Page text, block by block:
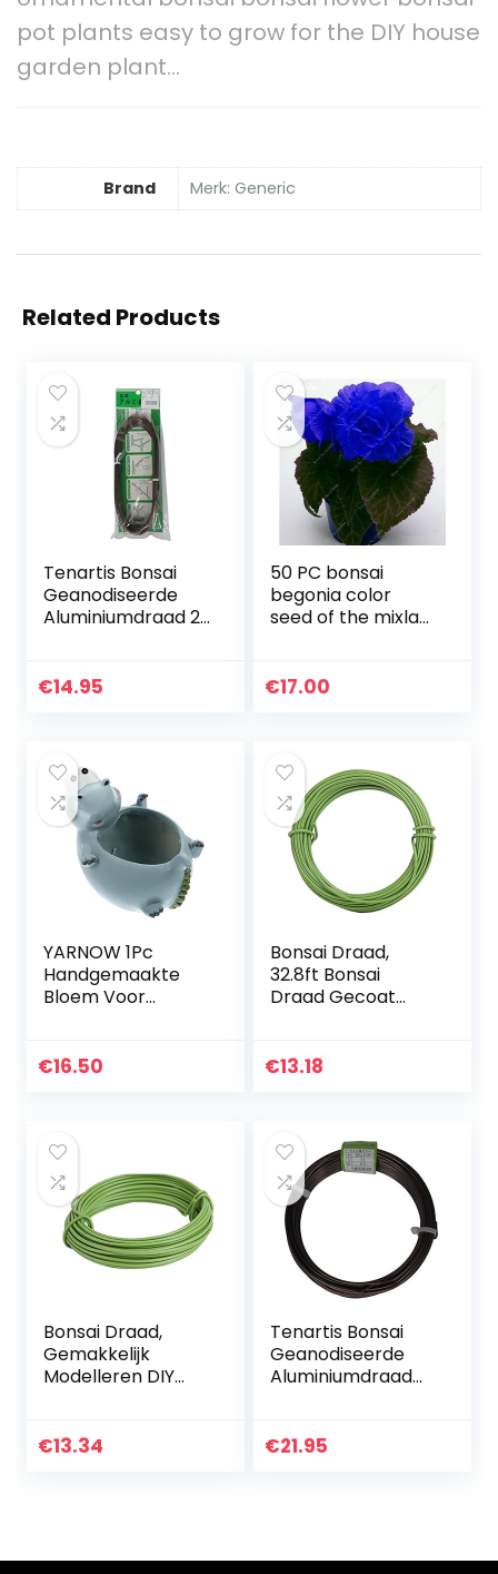
pot plants easy to grow for the DIY house
garden plant…
Brand Merk: Generic
Related Products
Tenartis Bonsai
Geanodiseerde
Aluminiumdraad 2
Gemaakt in Japan
€14.95
50 PC bonsai
begonia color
seed of the mixla
begonia malus
€17.00
YARNOW 1Pc
Handgemaakte
Bloem Voor
Bonsai Plant
€16.50
Bonsai Draad,
32.8ft Bonsai
Draad Gecoat
Handgemaakte
€13.18
Bonsai Draad,
Gemakkelijk
Modelleren DIY
voor
€13.34
Tenartis Bonsai
Geanodiseerde
Aluminiumdraad
Gemaakt in Japan
€21.95